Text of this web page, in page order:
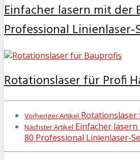
Einfacher lasern mit der
Professional
Rotationslaser für Profi
Vorheriger Artikel
Nächster Artikel Einfacher lasern
80 Professional Linienlaser-